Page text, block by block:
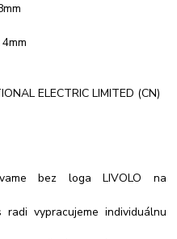
ELECTRIC LIMITED (CN)
bez loga LIVOLO na
vypracujeme individuálnu